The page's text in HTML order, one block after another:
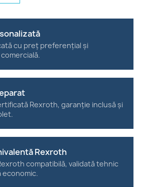
cu preț preferențial și
Rexroth, garanție inclusă și
Rexroth
compatibilă, validată tehnic
economic.